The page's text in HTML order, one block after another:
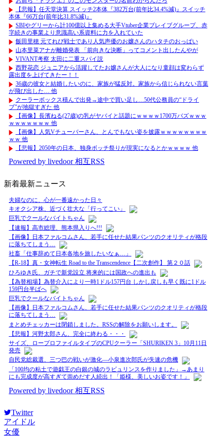
【悲報】任天堂決算 スイッチ2本体『382万台(前年比34.4%減)』スイッチ
本体『66万台(前年比31.8%減)』
SBIやグリーから計100億以上集める大手Vtuber企業ブレイブグループ、赤
字続きの事業より意識高い系資料に力を入れていた
飯田里穂 元てれび戦士であり人気声優のお嬢さんのハタチのおっぱい
山本里菜アナが離婚発表 「前向きな決断」ってコメント出したんやが
VIVANT考察 太田に二重スパイ説
西野花恋 ジュニアから活躍してたお嬢さんが大人になり童顔は変わらず
露出度を上げてきたー！！
36歳の彼女と結婚したいのに、家族が猛反対。家族から信じられない言葉
が飛び出した… 他
クーラーボックス積んで出発→途中で買い足し…50代公務員の“ドライ
ブ”が地獄すぎた 他
【画像】長濱ねる(27歳)の乳がヤバイと話題にｗｗｗｗ1700万バズｗｗｗ
ｗｗｗｗｗｗｗ 他
【画像】人気Vチューバーさん、とんでもない姿を披露ｗｗｗｗｗｗｗｗ
ｗｗ 他
【悲報】2050年の日本、独身ボッチ祭りが現実になるとかｗｗｗｗ 他
Powered by livedoor 相互RSS
新着最新ニュース
夫婦なのに、心が一番遠かった日々
キオクシア株、近づく壮大な「行ってこい」
巨乳でクールなバイトちゃん
【速報】高市総理、熊本県入りへ!!!
【画像】日本ファルコムさん、若手に任せた結果パンツのクオリティが格段
に落ちてしまう…
社畜「仕事辞めて日本各地を旅したいなぁ…」
【R-18】真・女神転生 Road to the Transcendence【二次創作】 第２０話
ひろゆき氏、ガチで新党設立 将来的には国政への進出も
【為替相場】為替介入により一時1ドル157円台 しかし戻しも早く既に1ドル
159円台半ばへ
巨乳でクールなバイトちゃん
【画像】日本ファルコムさん、若手に任せた結果パンツのクオリティが格段
に落ちてしまう…
まとめチェッカーは閉鎖しました。RSSの解除をお願いします。
【悲報】河野太郎さん、完全に終わる・・・
サイズ、ロープロファイルタイプのCPUクーラー「SHURIKEN 3」10月11日
発売
自民党総裁選、三つ巴の戦いが激化—小泉進次郎氏が失速の危機
「100均の粘土で遊戯王の白銀の城のラビュリンスを作りました」→あまり
にも完成度が高すぎて崇めだす人続出！「姫様、美しいお姿です！」
Powered by livedoor 相互RSS
Twitter
アイドル
女優